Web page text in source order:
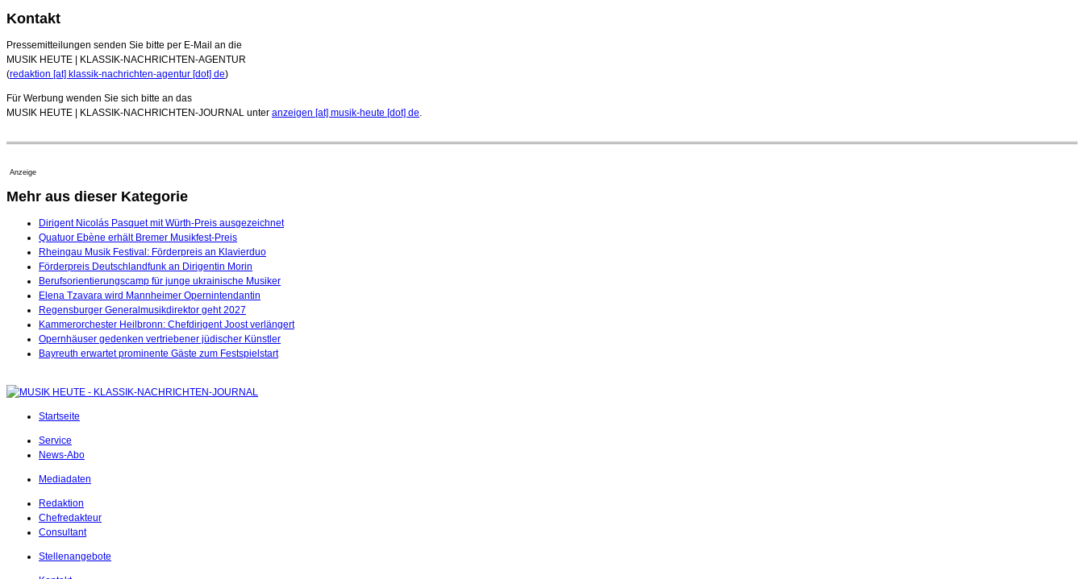
Kontakt
Pressemitteilungen senden Sie bitte per E-Mail an die
MUSIK HEUTE | KLASSIK-NACHRICHTEN-AGENTUR
(redaktion [at] klassik-nachrichten-agentur [dot] de)
Für Werbung wenden Sie sich bitte an das
MUSIK HEUTE | KLASSIK-NACHRICHTEN-JOURNAL unter anzeigen [at] musik-heute [dot] de
Anzeige
Mehr aus dieser Kategorie
Dirigent Nicolás Pasquet mit Würth-Preis ausgezeichnet
Quatuor Ebène erhält Bremer Musikfest-Preis
Rheingau Musik Festival: Förderpreis an Klavierduo
Förderpreis Deutschlandfunk an Dirigentin Morin
Berufsorientierungscamp für junge ukrainische Musiker
Elena Tzavara wird Mannheimer Opernintendantin
Regensburger Generalmusikdirektor geht 2027
Kammerorchester Heilbronn: Chefdirigent Joost verlängert
Opernhäuser gedenken vertriebener jüdischer Künstler
Bayreuth erwartet prominente Gäste zum Festspielstart
Startseite
Service
News-Abo
Mediadaten
Redaktion
Chefredakteur
Consultant
Stellenangebote